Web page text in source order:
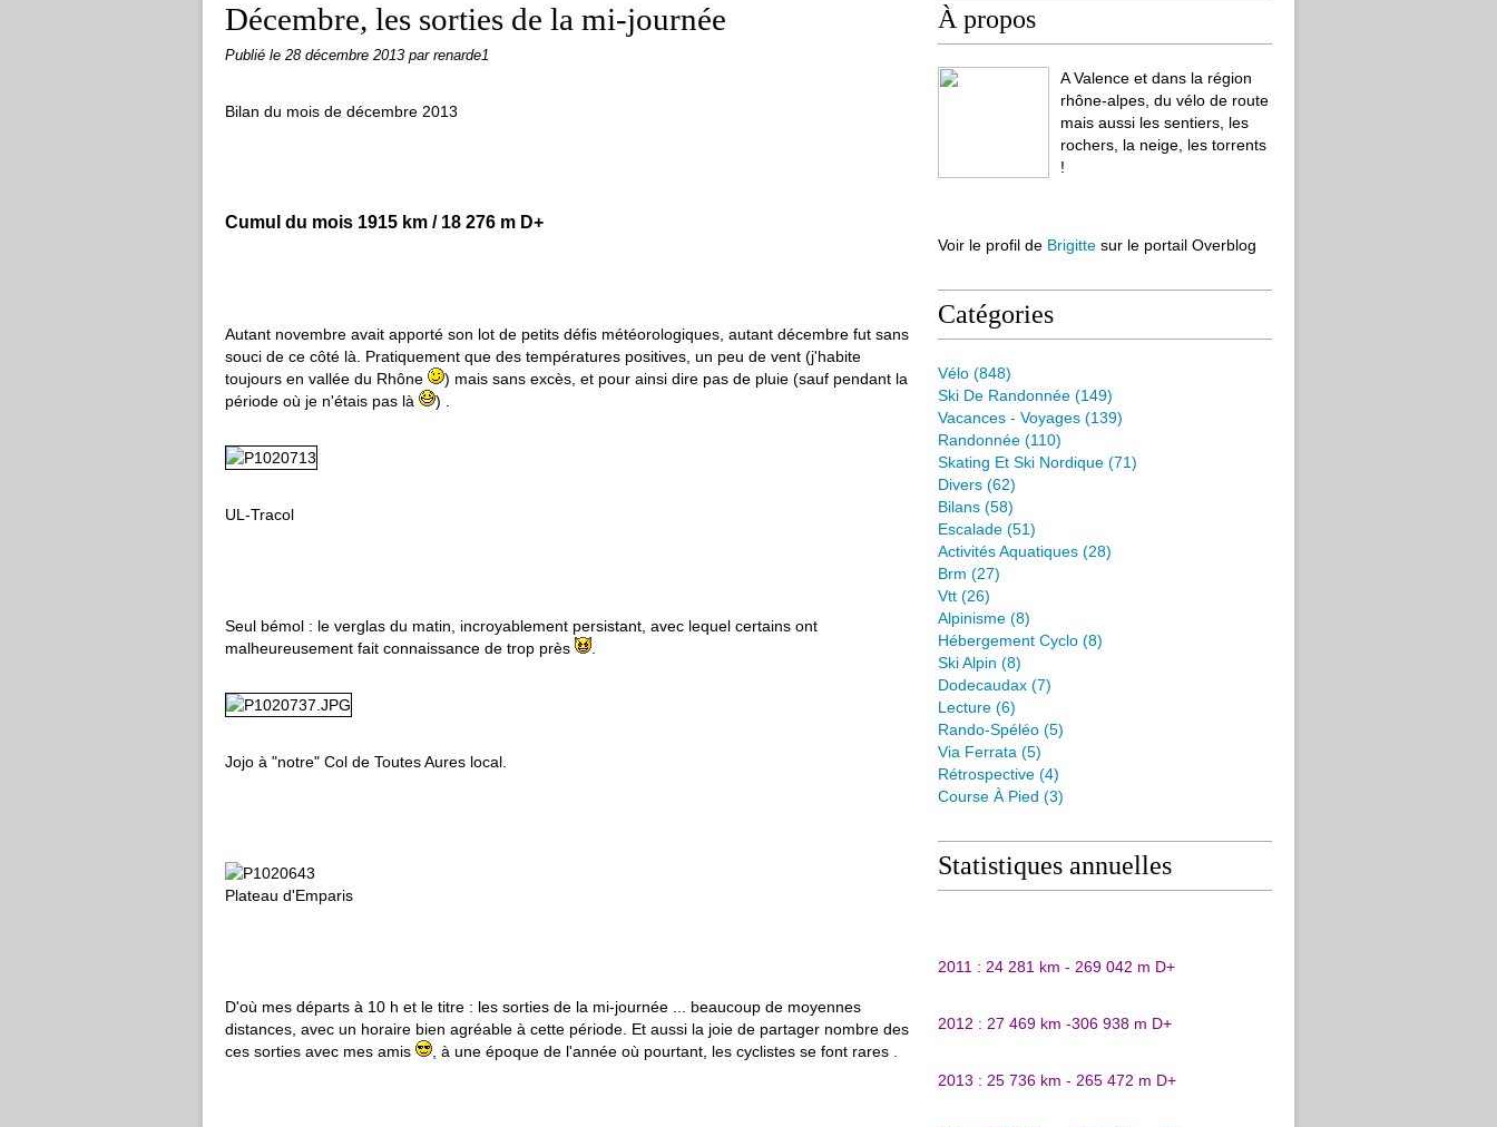
Décembre, les sorties de la mi-journée
Publié le 28 décembre 2013 par renarde1
Bilan du mois de décembre 2013
Cumul du mois 1915 km / 18 276 m D+
Autant novembre avait apporté son lot de petits défis météorologiques, autant décembre fut sans
souci de ce côté là. Pratiquement que des températures positives, un peu de vent (j'habite
toujours en vallée du Rhône
) mais sans excès, et pour ainsi dire pas de pluie (sauf pendant la
période où je n'étais pas là
) .
UL-Tracol
Seul bémol : le verglas du matin, incroyablement persistant, avec lequel certains ont
malheureusement fait connaissance de trop près
Jojo à "notre" Col de Toutes Aures local.
Plateau d'Emparis
D'où mes départs à 10 h et le titre : les sorties de la mi-journée ... beaucoup de moyennes
distances, avec un horaire bien agréable à cette période. Et aussi la joie de partager nombre des
ces sorties avec mes amis
, à une époque de l'année où pourtant, les cyclistes se font rares .
À propos
A Valence et dans la région
rhône-alpes, du vélo de route
mais aussi les sentiers, les
rochers, la neige, les torrents
!
Voir le profil de Brigitte sur le portail Overblog
Catégories
Vélo (848)
Ski De Randonnée (149)
Vacances - Voyages (139)
Randonnée (110)
Skating Et Ski Nordique (71)
Divers (62)
Bilans (58)
Escalade (51)
Activités Aquatiques (28)
Brm (27)
Vtt (26)
Alpinisme (8)
Hébergement Cyclo (8)
Ski Alpin (8)
Dodecaudax (7)
Lecture (6)
Rando-Spéléo (5)
Via Ferrata (5)
Rétrospective (4)
Course À Pied (3)
Statistiques annuelles
2011 : 24 281 km - 269 042 m D+
2012 : 27 469 km -306 938 m D+
2013 : 25 736 km - 265 472 m D+